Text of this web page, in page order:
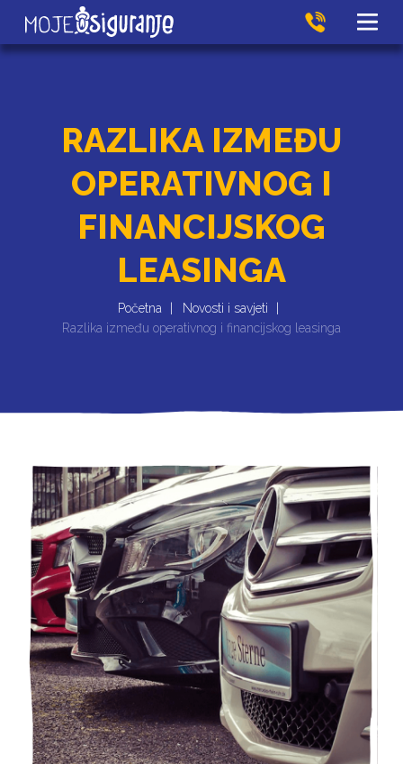
RAZLIKA IZMEĐU
OPERATIVNOG I
FINANCIJSKOG
LEASINGA
Početna
Novosti i savjeti
Razlika između operativnog i financijskog leasinga